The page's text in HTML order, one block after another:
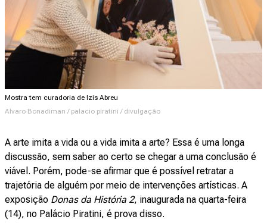
Mostra tem curadoria de Izis Abreu
Alvaro Bonadiman / palacio piratini / divulgação
A arte imita a vida ou a vida imita a arte? Essa é uma longa
discussão, sem saber ao certo se chegar a uma conclusão é
viável. Porém, pode-se afirmar que é possível retratar a
trajetória de alguém por meio de intervenções artísticas. A
exposição Donas da História 2, inaugurada na quarta-feira
(14), no Palácio Piratini, é prova disso.